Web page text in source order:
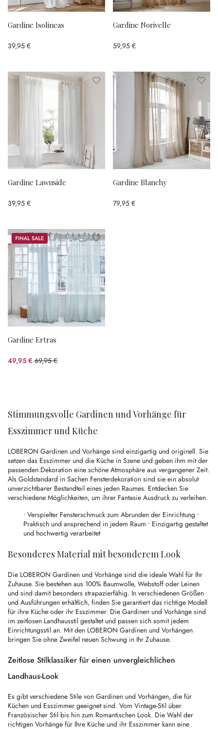
Gardine Isolineas
39,95 €
Gardine Norivelle
59,95 €
Gardine Lawnside
39,95 €
Gardine Blanchy
79,95 €
Sale
Gardine Ertras
49,95 € 69,95 €
(28.59% gespart)
Stimmungsvolle Gardinen und Vorhänge für
Esszimmer und Küche
LOBERON Gardinen und Vorhänge sind einzigartig und originell. Sie
setzen das Esszimmer und die Küche in Szene und geben ihm mit der
passenden Dekoration eine schöne Atmosphäre aus vergangener Zeit.
Als Goldstandard in Sachen Fensterdekoration sind sie ein absolut
unverzichtbarer Bestandteil eines jeden Raumes. Entdecken Sie
verschiedene Möglichkeiten, um ihrer Fantasie Ausdruck zu verleihen.
• Verspielter Fensterschmuck zum Abrunden der Einrichtung •
Praktisch und ansprechend in jedem Raum • Einzigartig gestaltet
und hochwertig verarbeitet
Besonderes Material mit besonderem Look
Die LOBERON Gardinen und Vorhänge sind die ideale Wahl für Ihr
Zuhause. Sie bestehen aus 100% Baumwolle, Webstoff oder Leinen
und sind damit besonders strapazierfähig. In verschiedenen Größen
und Ausführungen erhältlich, finden Sie garantiert das richtige Modell
für ihre Küche oder ihr Esszimmer. Die Gardinen und Vorhänge sind
im zeitlosen Landhausstil gestaltet und passen sich somit jedem
Einrichtungsstil an. Mit den LOBERON Gardinen und Vorhängen
bringen Sie ohne Zweifel neuen Schwung in Ihr Zuhause.
Zeitlose Stilklassiker für einen unvergleichlichen
Landhaus-Look
Es gibt verschiedene Stile von Gardinen und Vorhängen, die für
Küchen und Esszimmer geeignet sind. Vom Vintage-Stil über
Französischer Stil bis hin zum Romantischen Look. Die Wahl der
richtigen Vorhänge für Ihre Küche und ihr Esszimmer kann eine